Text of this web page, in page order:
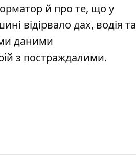
й про те, що у
відірвало дах, водія та
даними
з постраждалими.